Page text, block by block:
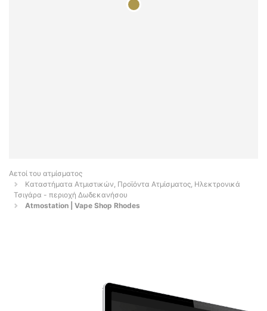
Αετοί του ατμίσματος
Καταστήματα Ατμιστικών, Προϊόντα Ατμίσματος, Ηλεκτρονικά
Τσιγάρα - περιοχή Δωδεκανήσου
Atmostation | Vape Shop Rhodes